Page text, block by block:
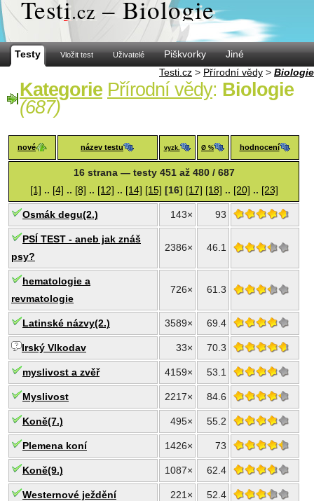
Testi.cz – Biologie
Testy Vložit test Uživatelé Piškvorky
Jiné
Testi.cz > Přírodní vědy > Biologie
Kategorie Přírodní vědy: Biologie
(687)
nové název testu vyzk. Ø % hodnocení
16 strana — testy 451 až 480 / 687
[1] .. [4] .. [8] .. [12] .. [14] [15] [16] [17] [18] .. [20] .. [23]
Osmák degu(2.) 143× 93
PSÍ TEST - aneb jak znáš
psy?
2386× 46.1
hematologie a
revmatologie
726× 61.3
Latinské názvy(2.) 3589× 69.4
Irský Vlkodav 33× 70.3
myslivost a zvěř 4159× 53.1
Myslivost 2217× 84.6
Koně(7.) 495× 55.2
Plemena koní 1426× 73
Koně(9.) 1087× 62.4
Westernové ježdění 221× 52.4